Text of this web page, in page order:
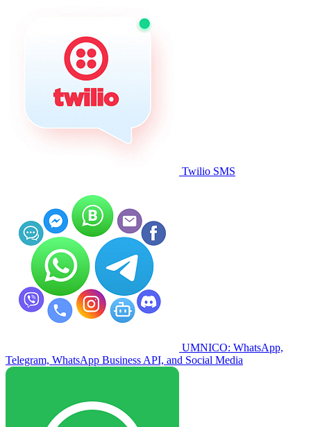
Twilio SMS
UMNICO: WhatsApp,
Telegram, WhatsApp Business API, and Social Media